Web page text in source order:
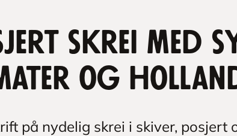
skrei
og
på nydelig skrei i skiver,